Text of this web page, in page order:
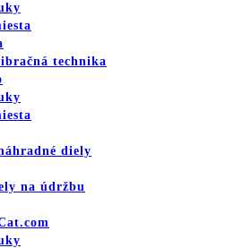
technika
diely
na údržbu